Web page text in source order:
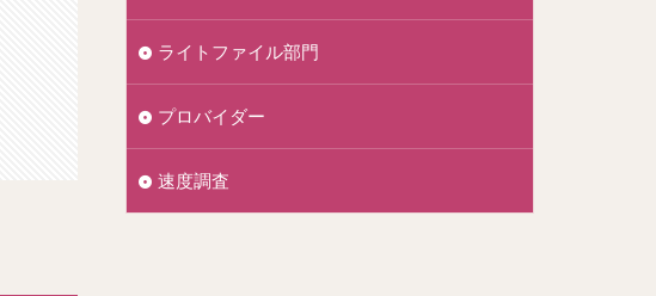
ライトファイル部門
プロバイダー
速度調査